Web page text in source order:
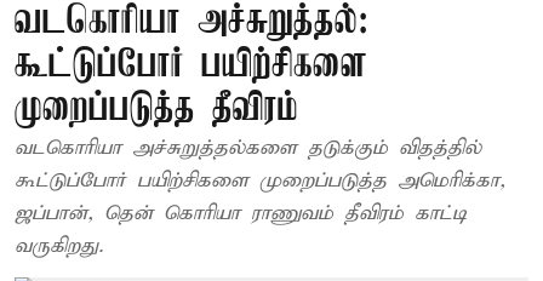
வடகொரியா அச்சுறுத்தல்:
கூட்டுப்போர் பயிற்சிகளை
முறைப்படுத்த தீவிரம்
வடகொரியா அச்சுறுத்தல்களை தடுக்கும் விதத்தில்
கூட்டுப்போர் பயிற்சிகளை முறைப்படுத்த அமெரிக்கா,
ஜப்பான், தென் கொரியா ராணுவம் தீவிரம் காட்டி
வருகிறது.